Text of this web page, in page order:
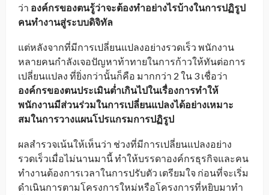
ว่า องค์กรของตนรู้ว่าจะต้องทำอย่างไรบ้างในการปฏิรูป
คนทำงานสู่ระบบดิจิทัล
แต่หลังจากที่มีการเปลี่ยนแปลงอย่างรวดเร็ว พนักงาน
หลายคนกำลังเจอปัญหาท้าทายในการก้าวให้ทันต่อการ
เปลี่ยนแปลง ที่ยิ่งกว่านั้นก็คือ มากกว่า 2 ใน 3 เชื่อว่า
องค์กรของตนประเมินต่ำเกินไปในเรื่องการทำให้
พนักงานมีส่วนร่วมในการเปลี่ยนแปลงได้อย่างเหมาะ
สมในการวางแผนโปรแกรมการปฏิรูป
ผลสำรวจเน้นให้เห็นว่า ช่วงที่มีการเปลี่ยนแปลงอย่าง
รวดเร็วเมื่อไม่นานมานี้ ทำให้บรรดาองค์กรธุรกิจและคน
ทำงานต้องการเวลาในการปรับตัว เตรียมใจ ก่อนที่จะเริ่ม
ดำเนินการตามโครงการใหม่หรือโครงการที่หยิบมาทำ